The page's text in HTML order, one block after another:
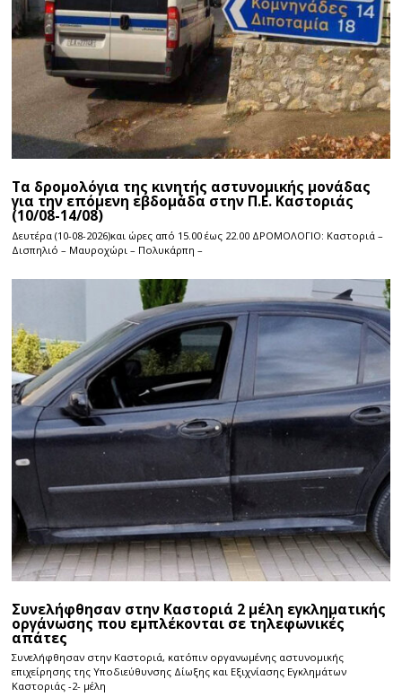
Τα δρομολόγια της κινητής αστυνομικής μονάδας
για την επόμενη εβδομάδα στην Π.Ε. Καστοριάς
(10/08-14/08)
Δευτέρα (10-08-2026)και ώρες από 15.00 έως 22.00 ΔΡΟΜΟΛΟΓΙΟ: Καστοριά –
Δισπηλιό – Μαυροχώρι – Πολυκάρπη –
Συνελήφθησαν στην Καστοριά 2 μέλη εγκληματικής
οργάνωσης που εμπλέκονται σε τηλεφωνικές
απάτες
Συνελήφθησαν στην Καστοριά, κατόπιν οργανωμένης αστυνομικής
επιχείρησης της Υποδιεύθυνσης Δίωξης και Εξιχνίασης Εγκλημάτων
Καστοριάς -2- μέλη